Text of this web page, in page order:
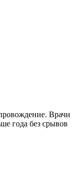
Врачи
года без срывов